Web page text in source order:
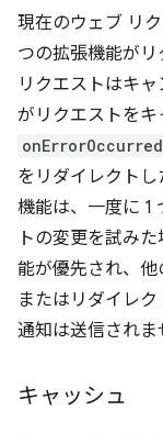
現在のウェブ リ
つの拡張機能がリ
リクエストはキ
がリクエストをキ
onErrorOccurred
をリダイレクト
機能は、一度に 1
トの変更を試み
能が優先され、他
またはリダイレ
通知は送信されま
キャッシュ